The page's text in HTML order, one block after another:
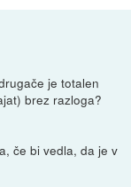
je totalen
brez razloga?
če bi vedla, da je v